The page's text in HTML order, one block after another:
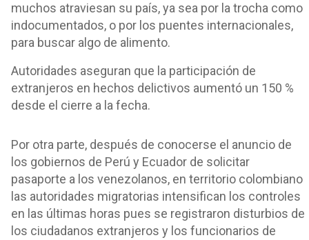
muchos atraviesan su país, ya sea por la trocha como
indocumentados, o por los puentes internacionales,
para buscar algo de alimento.
Autoridades aseguran que la participación de
extranjeros en hechos delictivos aumentó un 150 %
desde el cierre a la fecha.
Por otra parte, después de conocerse el anuncio de
los gobiernos de Perú y Ecuador de solicitar
pasaporte a los venezolanos, en territorio colombiano
las autoridades migratorias intensifican los controles
en las últimas horas pues se registraron disturbios de
los ciudadanos extranjeros y los funcionarios de